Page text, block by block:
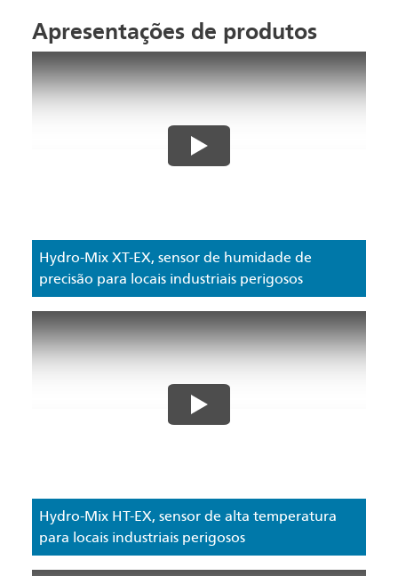
Apresentações de produtos
Hydro-Mix XT-EX, sensor de humidade de
precisão para locais industriais perigosos
Hydro-Mix HT-EX, sensor de alta temperatura
para locais industriais perigosos